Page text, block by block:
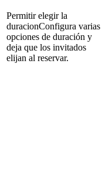
Permitir elegir la
duracionConfigura varias
opciones de duración y
deja que los invitados
elijan al reservar.